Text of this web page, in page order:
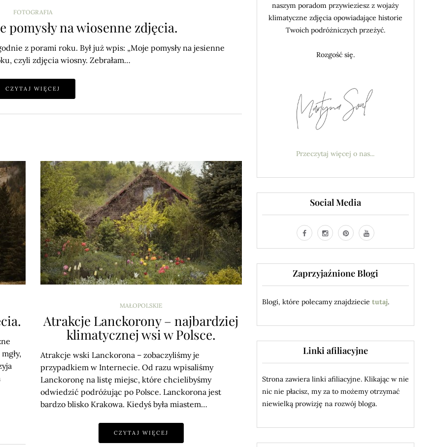
FOTOGRAFIA
pomysły na wiosenne zdjęcia.
z porami roku. Był już wpis: „Moje pomysły na jesienne
czyli zdjęcia wiosny. Zebrałam…
CZYTAJ WIĘCEJ
MAŁOPOLSKIE
Atrakcje Lanckorony – najbardziej
klimatycznej wsi w Polsce.
Atrakcje wski Lanckorona – zobaczyliśmy je
przypadkiem w Internecie. Od razu wpisaliśmy
Lanckoronę na listę miejsc, które chcielibyśmy
odwiedzić podróżując po Polsce. Lanckorona jest
bardzo blisko Krakowa. Kiedyś była miastem…
CZYTAJ WIĘCEJ
naszym poradom przywieziesz z wojaży
klimatyczne zdjęcia opowiadające historie
Twoich podróżniczych przeżyć.
Rozgość się.
Przeczytaj więcej o nas...
Social Media
Zaprzyjaźnione Blogi
Blogi, które polecamy znajdziecie tutaj.
Linki afiliacyjne
Strona zawiera linki afiliacyjne. Klikając w nie
nic nie płacisz, my za to możemy otrzymać
niewielką prowizję na rozwój bloga.